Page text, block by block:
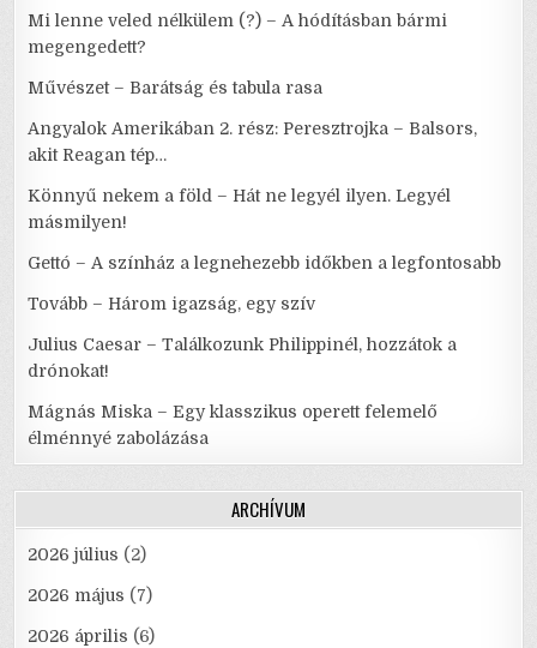
Mi lenne veled nélkülem (?) – A hódításban bármi
megengedett?
Művészet – Barátság és tabula rasa
Angyalok Amerikában 2. rész: Peresztrojka – Balsors,
akit Reagan tép…
Könnyű nekem a föld – Hát ne legyél ilyen. Legyél
másmilyen!
Gettó – A színház a legnehezebb időkben a legfontosabb
Tovább – Három igazság, egy szív
Julius Caesar – Találkozunk Philippinél, hozzátok a
drónokat!
Mágnás Miska – Egy klasszikus operett felemelő
élménnyé zabolázása
ARCHÍVUM
2026 július (2)
2026 május (7)
2026 április (6)